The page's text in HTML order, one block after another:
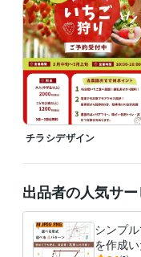
デザイン制作 名刺作成
成
起業 美容 ファッション
チラシデザイン
出品者の人気サ
シンプ
を作成